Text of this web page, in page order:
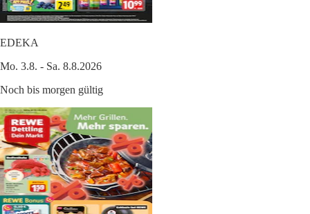
EDEKA
Mo. 3.8. - Sa. 8.8.2026
Noch bis morgen gültig